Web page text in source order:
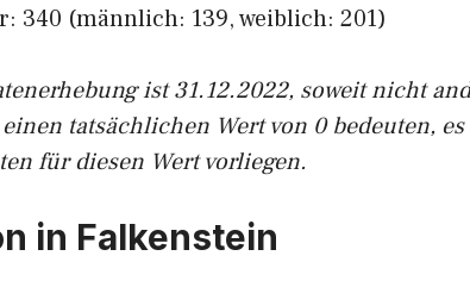
340 (männlich: 139, weiblich: 201)
ist 31.12.2022, soweit nicht
tatsächlichen Wert von 0 bedeuten,
für diesen Wert vorliegen.
in Falkenstein